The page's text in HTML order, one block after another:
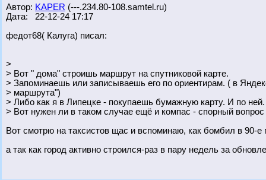
Автор: KAPER (---.234.80-108.samtel.ru)
Дата: 22-12-24 17:17
федот68( Калуга) писал:
>
> Вот " дома" строишь маршрут на спутниковой карте.
> Запоминаешь или записываешь его по ориентирам. ( в
> маршрута")
> Либо как я в Липецке - покупаешь бумажную карту. И по ней.
> Вот нужен ли в таком случае ещё и компас - спорный вопрос
Вот смотрю на таксистов щас и вспоминаю, как бомбил в 90-е
а так как город активно строился-раз в пару недель за